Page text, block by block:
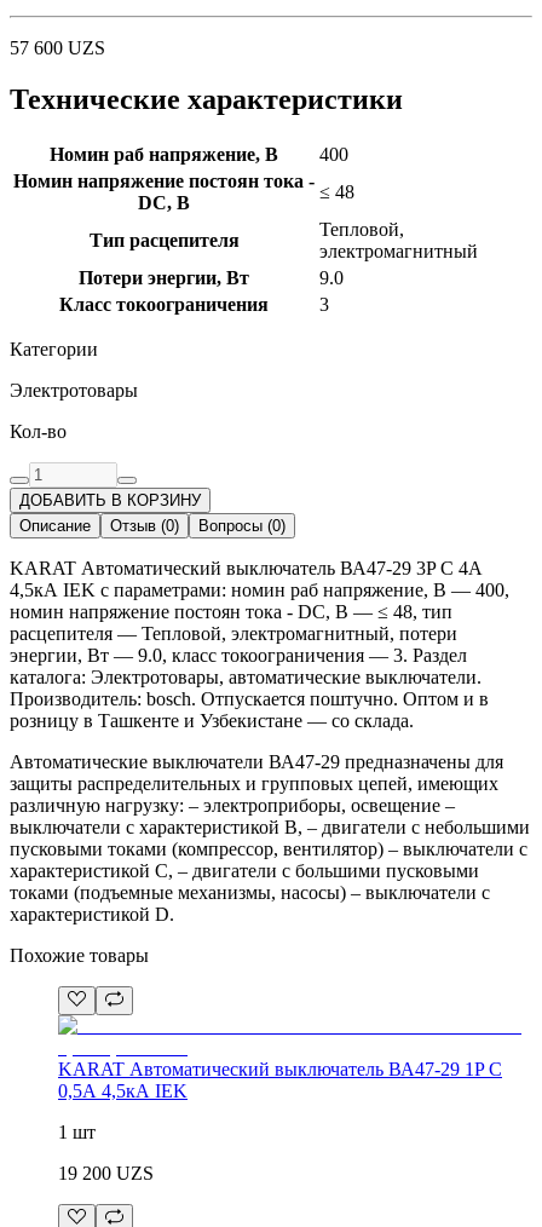
57 600 UZS
Технические характеристики
Номин раб напряжение, В
400
Номин напряжение постоян тока -
DC, В
≤ 48
Тип расцепителя
Тепловой,
электромагнитный
Потери энергии, Вт
9.0
Класс токоограничения
3
Категории
Электротовары
Кол-во
ДОБАВИТЬ В КОРЗИНУ
Описание
Отзыв (0) Вопросы (0)
KARAT Автоматический выключатель ВА47-29 3P C 4А
4,5кА IEK с параметрами: номин раб напряжение, В — 400,
номин напряжение постоян тока - DC, В — ≤ 48, тип
расцепителя — Тепловой, электромагнитный, потери
энергии, Вт — 9.0, класс токоограничения — 3. Раздел
каталога: Электротовары, автоматические выключатели.
Производитель: bosch. Отпускается поштучно. Оптом и в
розницу в Ташкенте и Узбекистане — со склада.
Автоматические выключатели ВА47-29 предназначены для
защиты распределительных и групповых цепей, имеющих
различную нагрузку: – электроприборы, освещение –
выключатели с характеристикой В, – двигатели с небольшими
пусковыми токами (компрессор, вентилятор) – выключатели с
характеристикой C, – двигатели с большими пусковыми
токами (подъемные механизмы, насосы) – выключатели с
характеристикой D.
Похожие товары
KARAT Автоматический выключатель ВА47-29 1P C
0,5А 4,5кА IEK
1 шт
19 200 UZS